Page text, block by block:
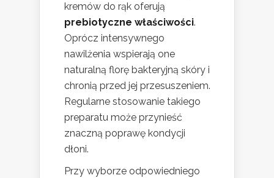
kremów do rąk oferują
prebiotyczne właściwości.
Oprócz intensywnego
nawilżenia wspierają one
naturalną florę bakteryjną skóry i
chronią przed jej przesuszeniem.
Regularne stosowanie takiego
preparatu może przynieść
znaczną poprawę kondycji
dłoni.
Przy wyborze odpowiedniego